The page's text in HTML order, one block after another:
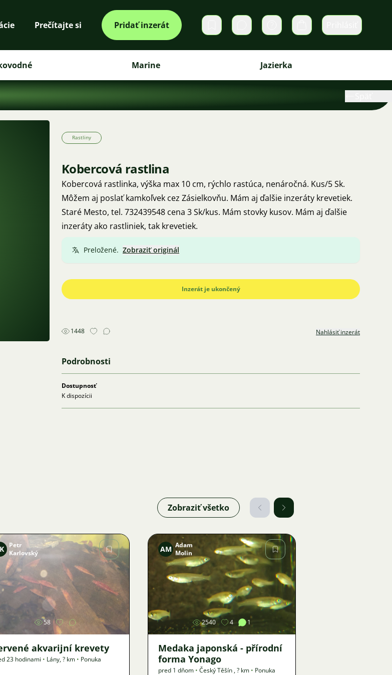
Prečítajte si Pridať inzerát Súkromné správy Košík
Marine Jazierka
Rastliny
Kobercová rastlina
Kobercová rastlinka, výška max 10 cm, rýchlo rastúca, nenáročná. Kus/5 Sk.
Môžem aj poslať kamkoľvek cez Zásielkovňu. Mám aj ďalšie inzeráty krevetiek.
Staré Mesto, tel. 732439548 cena 3 Sk/kus. Mám stovky kusov. Mám aj ďalšie
inzeráty ako rastliniek, tak krevetiek.
Preložené. Zobraziť originál
Inzerát je ukončený
1448 Nahlásiť inzerát
Podrobnosti
Dostupnosť
K dispozícii
Zobraziť všetko
Obrázok
Petr
Karlovský
58
akvarijní krevety
23 hodinami • Lány,? km • Ponuka
Obrázok
AM Adam
Molin
2540 4 1
Medaka japonská - přírodní
forma Yonago
pred 1 dňom • Český Těšín ,? km • Ponuka